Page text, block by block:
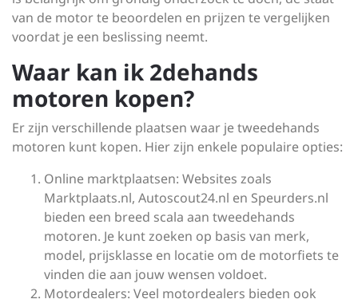
van de motor te beoordelen en prijzen te vergelijken
voordat je een beslissing neemt.
Waar kan ik 2dehands
motoren kopen?
Er zijn verschillende plaatsen waar je tweedehands
motoren kunt kopen. Hier zijn enkele populaire opties:
Online marktplaatsen: Websites zoals
Marktplaats.nl, Autoscout24.nl en Speurders.nl
bieden een breed scala aan tweedehands
motoren. Je kunt zoeken op basis van merk,
model, prijsklasse en locatie om de motorfiets te
vinden die aan jouw wensen voldoet.
Motordealers: Veel motordealers bieden ook